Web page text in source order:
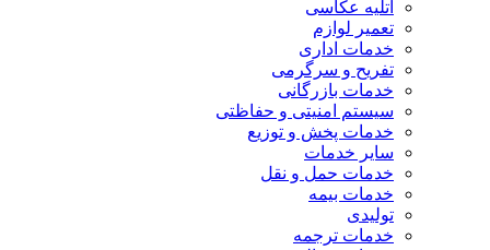
آتلیه عکاسی
تعمیر لوازم
خدمات اداری
تفریح و سرگرمی
خدمات بازرگانی
سیستم امنیتی و حفاظتی
خدمات پخش و توزیع
سایر خدمات
خدمات حمل و نقل
خدمات بیمه
تولیدی
خدمات ترجمه